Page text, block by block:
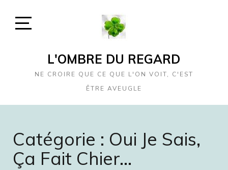
SidebarL'OMBRE DU REGARD
NE CROIRE QUE CE QUE L'ON VOIT, C'EST
ÊTRE AVEUGLE
Catégorie : Oui Je Sais,
Ça Fait Chier…